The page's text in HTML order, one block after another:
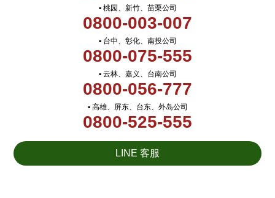
▪ 桃园、新竹、苗栗公司
0800-003-007
▪ 台中、彰化、南投公司
0800-075-555
▪ 云林、嘉义、台南公司
0800-056-777
▪ 高雄、屏东、台东、外岛公司
0800-525-555
LINE 客服